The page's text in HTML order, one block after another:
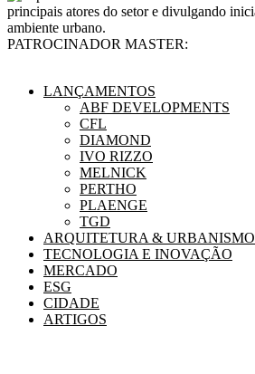
PATROCINADOR MASTER:
LANÇAMENTOS
ABF DEVELOPMENTS
CFL
DIAMOND
IVO RIZZO
MELNICK
PERTHO
PLAENGE
TGD
ARQUITETURA & URBANISMO
TECNOLOGIA E INOVAÇÃO
MERCADO
ESG
CIDADE
ARTIGOS